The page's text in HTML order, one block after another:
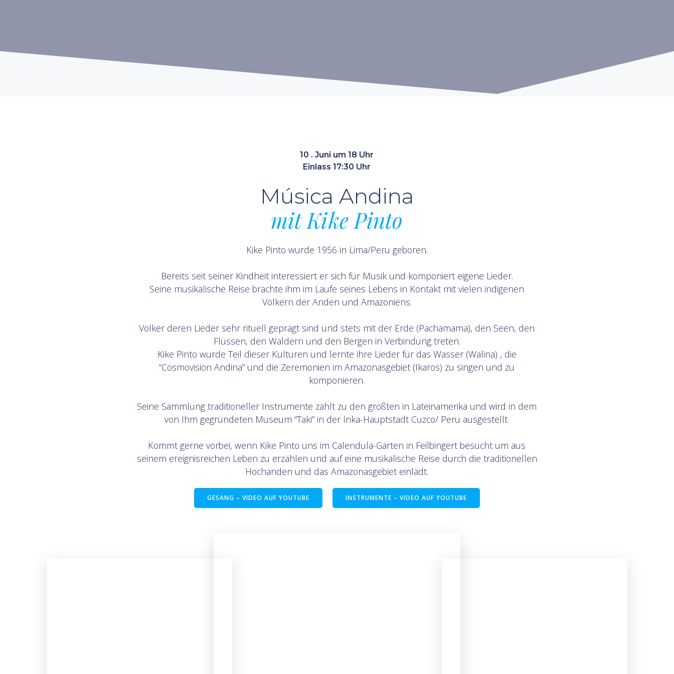
10 . Juni um 18 Uhr
Einlass 17:30 Uhr
Música Andina
mit Kike Pinto
Kike Pinto wurde 1956 in Lima/Peru geboren.
Bereits seit seiner Kindheit interessiert er sich für Musik und komponiert eigene Lieder.
Seine musikalische Reise brachte ihm im Laufe seines Lebens in Kontakt mit vielen indigenen
Völkern der Anden und Amazoniens.
Völker deren Lieder sehr rituell geprägt sind und stets mit der Erde (Pachamama), den Seen, den
Flüssen, den Wäldern und den Bergen in Verbindung treten.
Kike Pinto wurde Teil dieser Kulturen und lernte ihre Lieder für das Wasser (Walina) , die
“Cosmovision Andina” und die Zeremonien im Amazonasgebiet (Ikaros) zu singen und zu
komponieren.
Seine Sammlung traditioneller Instrumente zählt zu den größten in Lateinamerika und wird in dem
von Ihm gegründeten Museum “Taki” in der Inka-Hauptstadt Cuzco/ Peru ausgestellt.
Kommt gerne vorbei, wenn Kike Pinto uns im Calendula-Garten in Feilbingert besucht um aus
seinem ereignisreichen Leben zu erzählen und auf eine musikalische Reise durch die traditionellen
Hochanden und das Amazonasgebiet einlädt.
GESANG – VIDEO AUF YOUTUBE INSTRUMENTE – VIDEO AUF YOUTUBE